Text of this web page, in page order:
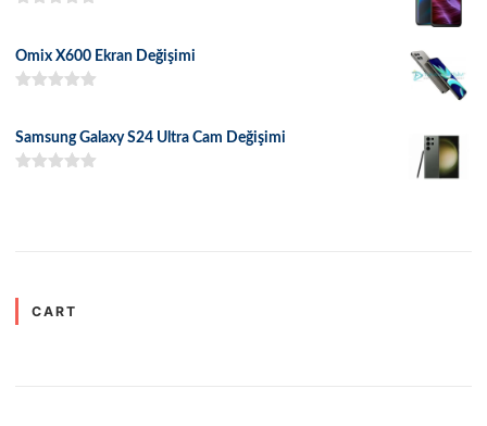
Omix X600 Ekran Değişimi
Samsung Galaxy S24 Ultra Cam Değişimi
CART